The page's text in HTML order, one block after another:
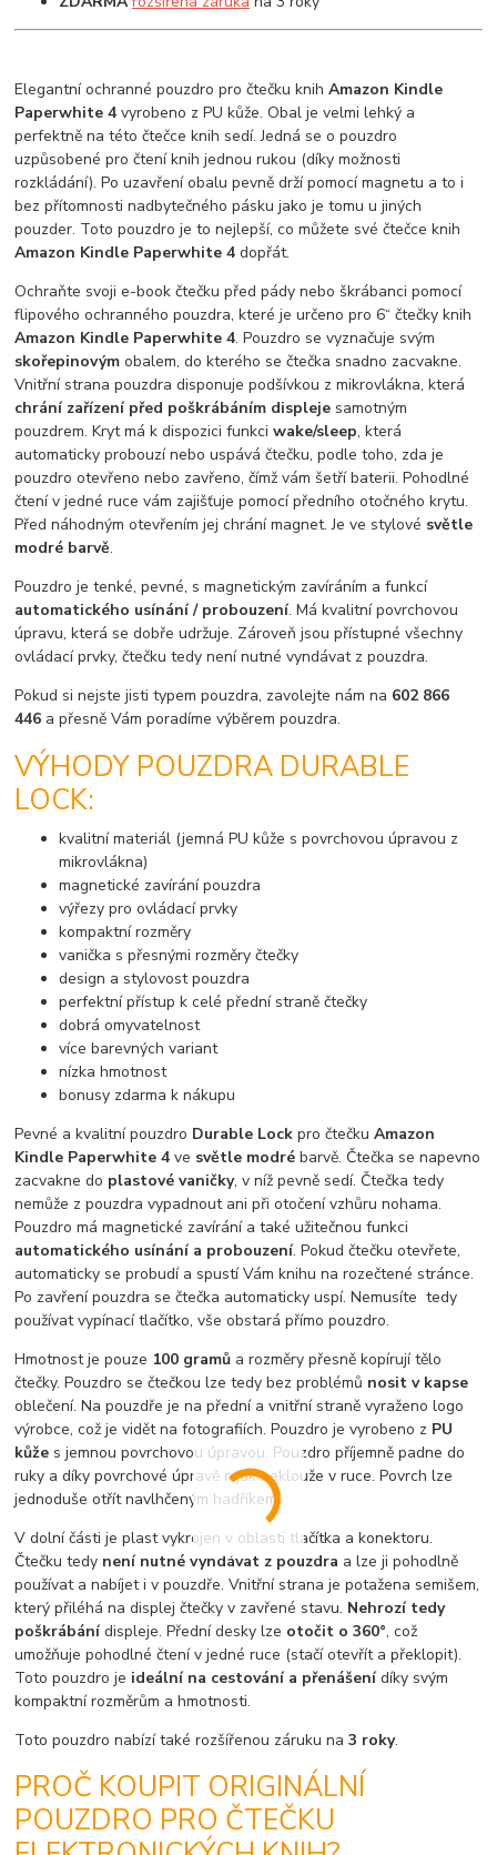
Elegantní ochranné pouzdro pro čtečku knihAmazon Kindle
Paperwhite 4 vyrobeno z PU kůže. Obal je velmi lehký a
perfektně na této čtečce knih sedí. Jedná se o pouzdro
uzpůsobené pro čtení knih jednou rukou (díky možnosti
rozkládání). Po uzavření obalu pevně drží pomocí magnetu a to i
bez přítomnosti nadbytečného pásku jako je tomu u jiných
pouzder. Toto pouzdro je to nejlepší, co můžete své čtečce knih
Amazon Kindle Paperwhite 4 dopřát.
Ochraňte svoji e-book čtečku před pády nebo škrábanci pomocí
flipového ochranného pouzdra, které je určeno pro 6“ čtečky knih
Amazon Kindle Paperwhite 4. Pouzdro se vyznačuje svým
skořepinovým obalem, do kterého se čtečka snadno zacvakne.
Vnitřní strana pouzdra disponuje podšívkou z mikrovlákna, která
chrání zařízení před poškrábáním displeje samotným
pouzdrem. Kryt má k dispozici funkciwake/sleep, která
automaticky probouzí nebo uspává čtečku, podle toho, zda je
pouzdro otevřeno nebo zavřeno, čímž vám šetří baterii. Pohodlné
čtení v jedné ruce vám zajišťuje pomocí předního otočného krytu.
Před náhodným otevřením jej chrání magnet. Je ve stylové světle
modré barvě.
Pouzdro je tenké, pevné, s magnetickým zavíráním a funkcí
automatického usínání / probouzení. Má kvalitní povrchovou
úpravu, která se dobře udržuje. Zároveň jsou přístupné všechny
ovládací prvky, čtečku tedy není nutné vyndávat z pouzdra.
Pokud si nejste jisti typem pouzdra, zavolejte nám na 602 866
446 a přesně Vám poradíme výběrem pouzdra.
VÝHODY POUZDRA DURABLE
LOCK:
kvalitní materiál (jemná PU kůže s povrchovou úpravou z
mikrovlákna)
magnetické zavírání pouzdra
výřezy pro ovládací prvky
kompaktní rozměry
vanička s přesnými rozměry čtečky
design a stylovost pouzdra
perfektní přístup k celé přední straně čtečky
dobrá omyvatelnost
více barevných variant
nízka hmotnost
bonusy zdarma k nákupu
Pevné a kvalitní pouzdro Durable Lock pro čtečkuAmazon
Kindle Paperwhite 4 ve světle modrébarvě. Čtečka se napevno
zacvakne do plastové vaničky, v níž pevně sedí. Čtečka tedy
nemůže z pouzdra vypadnout ani při otočení vzhůru nohama.
Pouzdro má magnetické zavírání a také užitečnou funkci
automatického usínání a probouzení. Pokud čtečku otevřete,
automaticky se probudí a spustí Vám knihu na rozečtené stránce.
Po zavření pouzdra se čtečka automaticky uspí. Nemusíte tedy
používat vypínací tlačítko, vše obstará přímo pouzdro.
Hmotnost je pouze 100 gramů a rozměry přesně kopírují tělo
čtečky. Pouzdro se čtečkou lze tedy bez problémů nosit v kapse
oblečení. Na pouzdře je na přední a vnitřní straně vyraženo logo
výrobce, což je vidět na fotografiích. Pouzdro je vyrobeno z PU
kůže s jemnou povrchovou úpravou. Pouzdro příjemně padne do
ruky a díky povrchové úpravě nijak neklouže v ruce. Povrch lze
jednoduše otřít navlhčeným hadříkem.
V dolní části je plast vykrojen v oblasti tlačítka a konektoru.
Čtečku tedy není nutné vyndávat z pouzdra a lze ji pohodlně
používat a nabíjet i v pouzdře. Vnitřní strana je potažena semišem,
který přiléhá na displej čtečky v zavřené stavu. Nehrozí tedy
poškrábánídispleje. Přední desky lze otočit o 360°, což
umožňuje pohodlné čtení v jedné ruce (stačí otevřít a překlopit).
Toto pouzdro je ideální na cestování a přenášenídíky svým
kompaktní rozměrům a hmotnosti.
Toto pouzdro nabízí také rozšířenou záruku na3 roky.
PROČ KOUPIT ORIGINÁLNÍ
POUZDRO PRO ČTEČKU